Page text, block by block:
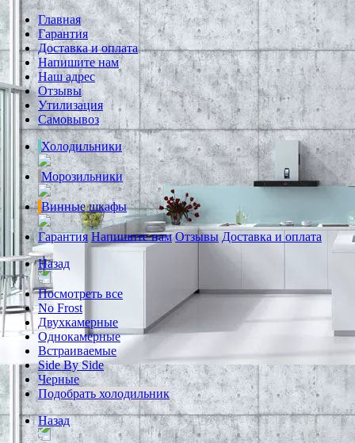
Главная
Гарантия
Доставка и оплата
Напишите нам
Наш адрес
Отзывы
Утилизация
Самовывоз
Холодильники
Морозильники
Винные шкафы
Гарантия Напишите нам Отзывы Доставка и оплата
Назад
Посмотреть все
No Frost
Двухкамерные
Однокамерные
Встраиваемые
Side By Side
Черные
Подобрать холодильник
Назад